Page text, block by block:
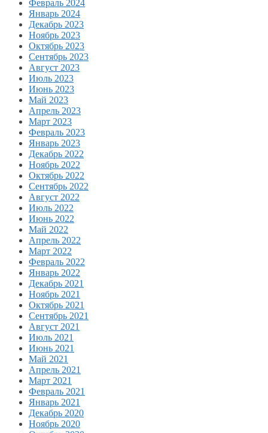
Февраль 2024
Январь 2024
Декабрь 2023
Ноябрь 2023
Октябрь 2023
Сентябрь 2023
Август 2023
Июль 2023
Июнь 2023
Май 2023
Апрель 2023
Март 2023
Февраль 2023
Январь 2023
Декабрь 2022
Ноябрь 2022
Октябрь 2022
Сентябрь 2022
Август 2022
Июль 2022
Июнь 2022
Май 2022
Апрель 2022
Март 2022
Февраль 2022
Январь 2022
Декабрь 2021
Ноябрь 2021
Октябрь 2021
Сентябрь 2021
Август 2021
Июль 2021
Июнь 2021
Май 2021
Апрель 2021
Март 2021
Февраль 2021
Январь 2021
Декабрь 2020
Ноябрь 2020